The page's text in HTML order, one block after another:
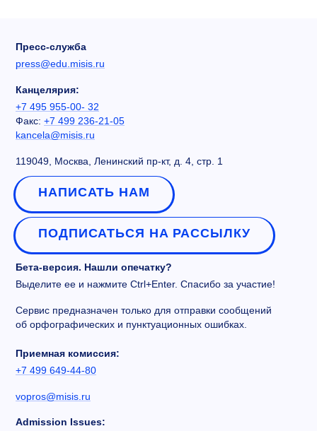
Пресс-служба
press@edu.misis.ru
Канцелярия:
+7 495 955-00- 32
Факс: +7 499 236-21-05
kancela@misis.ru
119049, Москва, Ленинский пр-кт, д. 4, стр. 1
НАПИСАТЬ НАМ
ПОДПИСАТЬСЯ НА РАССЫЛКУ
Бета-версия. Нашли опечатку?
Выделите ее и нажмите Ctrl+Enter. Спасибо за участие!
Сервис предназначен только для отправки сообщений
об орфографических и пунктуационных ошибках.
Приемная комиссия:
+7 499 649-44-80
vopros@misis.ru
Admission Issues: